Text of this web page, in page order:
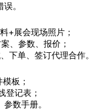
。
+展会现场照片；
、参数、报价；
下单、签订代理合作。
板；
登记表；
、参数手册。